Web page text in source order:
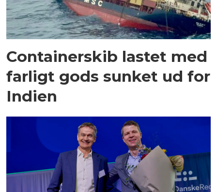
Containerskib lastet med
farligt gods sunket ud for
Indien